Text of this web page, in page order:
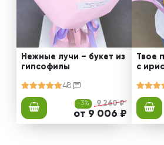
Нежные лучи – букет из
гипсофилы
48
-3% 9 260 ₽
от 9 006 ₽
Твое
с